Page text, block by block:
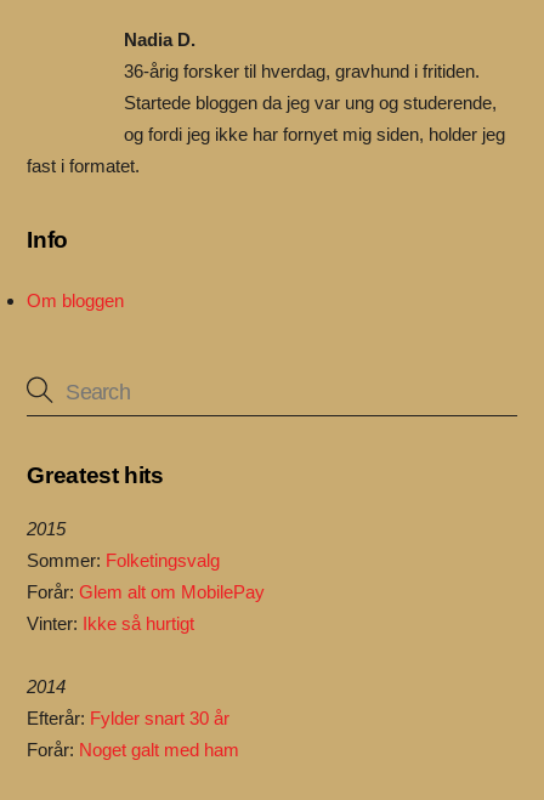
Nadia D.
36-årig forsker til hverdag, gravhund i fritiden.
Startede bloggen da jeg var ung og studerende,
og fordi jeg ikke har fornyet mig siden, holder jeg
fast i formatet.
Info
Om bloggen
Greatest hits
2015
Sommer: Folketingsvalg
Forår:Glem alt om MobilePay
Vinter: Ikke så hurtigt
2014
Efterår: Fylder snart 30 år
Forår: Noget galt med ham